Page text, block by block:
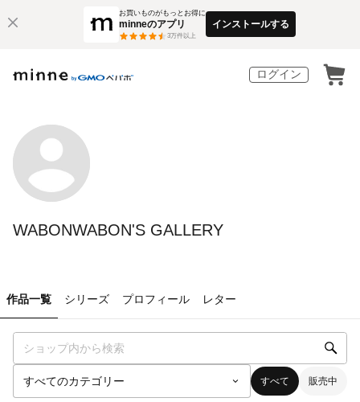
お買いものがもっとお得に
minneのアプリ
3万件以上
インストールする
ログイン
WABONWABON'S GALLERY
作品一覧 シリーズ プロフィール レター
すべて 販売中